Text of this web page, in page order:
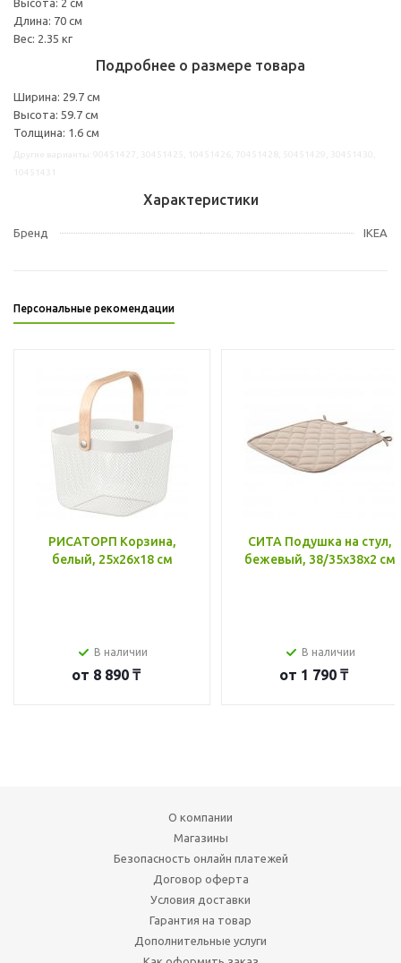
Длина: 70 см
Вес: 2.35 кг
Подробнее о размере товара
Ширина: 29.7 см
Высота: 59.7 см
Толщина: 1.6 см
Характеристики
Бренд IKEA
Персональные рекомендации
РИСАТОРП Корзина,
белый, 25x26x18 см
В наличии
от 8 890 ₸
СИТА Подушка на стул,
бежевый, 38/35x38x2 см
В наличии
от 1 790 ₸
О компании
Магазины
Безопасность онлайн платежей
Договор оферта
Условия доставки
Гарантия на товар
Дополнительные услуги